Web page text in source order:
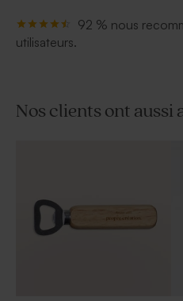
92 % nous
utilisateurs.
Nos clients ont aussi